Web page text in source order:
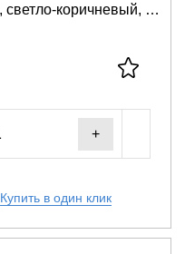
медовый, персиковый, светло-коричневый, тёмный, чёрный, бежевый, кремовый, розовый
+
Купить в один клик